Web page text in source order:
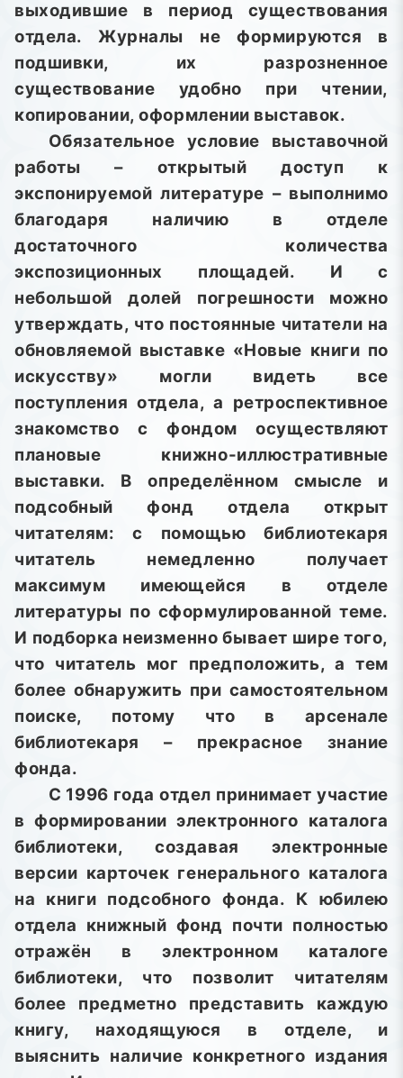
выходившие в период существования
отдела. Журналы не формируются в
подшивки, их разрозненное
существование удобно при чтении,
копировании, оформлении выставок.
Обязательное условие выставочной
работы – открытый доступ к
экспонируемой литературе – выполнимо
благодаря наличию в отделе
достаточного количества
экспозиционных площадей. И с
небольшой долей погрешности можно
утверждать, что постоянные читатели на
обновляемой выставке «Новые книги по
искусству» могли видеть все
поступления отдела, а ретроспективное
знакомство с фондом осуществляют
плановые книжно-иллюстративные
выставки. В определённом смысле и
подсобный фонд отдела открыт
читателям: с помощью библиотекаря
читатель немедленно получает
максимум имеющейся в отделе
литературы по сформулированной теме.
И подборка неизменно бывает шире того,
что читатель мог предположить, а тем
более обнаружить при самостоятельном
поиске, потому что в арсенале
библиотекаря – прекрасное знание
фонда.
С 1996 года отдел принимает участие
в формировании электронного каталога
библиотеки, создавая электронные
версии карточек генерального каталога
на книги подсобного фонда. К юбилею
отдела книжный фонд почти полностью
отражён в электронном каталоге
библиотеки, что позволит читателям
более предметно представить каждую
книгу, находящуюся в отделе, и
выяснить наличие конкретного издания